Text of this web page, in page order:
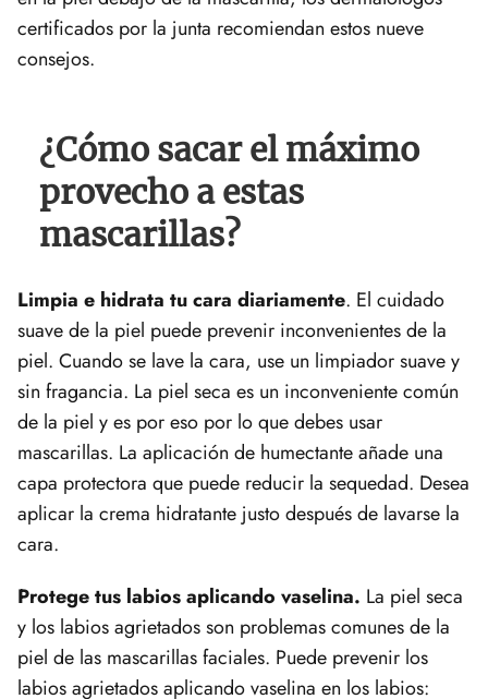
certificados por la junta recomiendan estos nueve
consejos.
¿Cómo sacar el máximo
provecho a estas
mascarillas?
Limpia e hidrata tu cara diariamente. El cuidado
suave de la piel puede prevenir inconvenientes de la
piel. Cuando se lave la cara, use un limpiador suave y
sin fragancia. La piel seca es un inconveniente común
de la piel y es por eso por lo que debes usar
mascarillas. La aplicación de humectante añade una
capa protectora que puede reducir la sequedad. Desea
aplicar la crema hidratante justo después de lavarse la
cara.
Protege tus labios aplicando vaselina. La piel seca
y los labios agrietados son problemas comunes de la
piel de las mascarillas faciales. Puede prevenir los
labios agrietados aplicando vaselina en los labios: